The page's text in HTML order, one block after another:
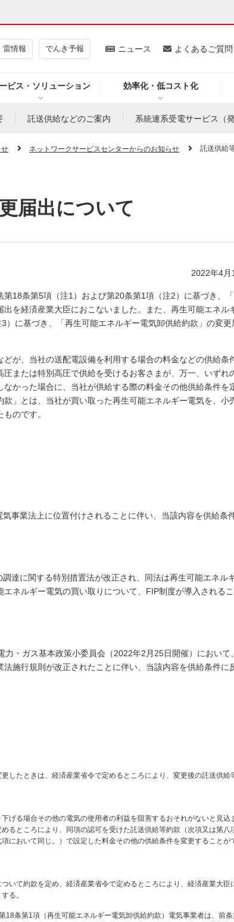
ビス・ソリューション 効率化・低コスト化
雷情報 でんき予報 ニュース よくあるご質
ニュース よくあるご質問・お問い合わせ
託送供給などのご案内 系統連系受電サービス（
せ ネットワークサービスセンターからのお知らせ 託送供給
届出について
2022年4月
18条第5項（注1）および第20条第1項（注2）に基づき、
を経済産業大臣におこないました。また、再生可能エネル
に基づき、「再生可能エネルギー電気卸供給約款」の変更
が、当社の送配電設備を利用する場合の料金などの供給条
または特別高圧で供給を受けるお客さまが、万一、いずれ
かった場合に、当社が供給する際の料金その他供給条件を
」とは、当社が買い取った再生可能エネルギー電気を、小
のです。
事業法上に位置付けされることに伴い、当該内容を供給条
達に関する特別措置法が改正され、同法は再生可能エネル
ネルギー電気の買い取りについて、FIP制度が導入されるこ
・ガス基本政策小委員会（2022年2月25日開催）において
施行規則が改正されたことに伴い、当該内容を供給条件に
したときは、経済産業省令で定めるところにより、変更後の託送供給
げる場合その他の電気の使用者の利益を阻害するおそれがないと見込
るところにより、同項の認可を受けた託送供給等約款（次項又は第八
において同じ。）で設定した料金その他の供給条件を変更することが
いて約款を定め、経済産業省令で定めるところにより、経済産業大臣
る。
18条第1項（再生可能エネルギー電気卸供給約款）電気事業者は、前